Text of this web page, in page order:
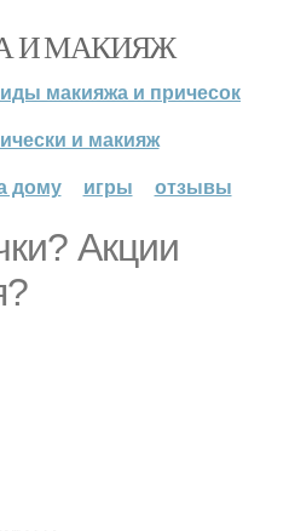
И МАКИЯЖ
макияжа и причесок
и макияж
дому
игры отзывы
Акции